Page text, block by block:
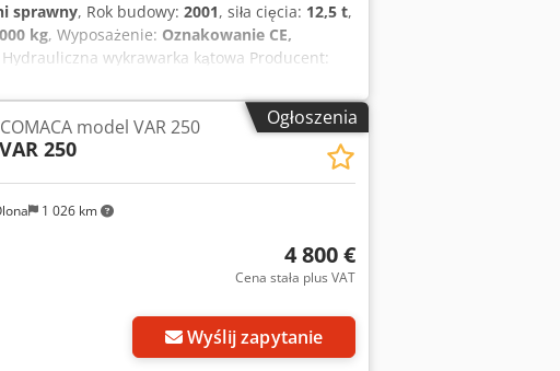
sprawny, Rok budowy: 2001, siła cięcia: 12,5 t,
kg, Wyposażenie: Oznakowanie CE,
Hydrauliczna wykrawarka kątowa Producent:
Dane techniczne Szerokość x Głębokość x
x 1000 mm Stacja 1 Wykrawanie kątowe
Długość cięcia: 200 mm Wydajność
(system narzędzi Trumpf) Siła
300 mm Wszelkie dane bez gwarancji.
pod napięciem możliwa w każdej chwili w
Ogłoszenia
1 026 km
model VAR 250
VAR 250
4 800 €
Cena stała plus VAT
Wyślij zapytanie